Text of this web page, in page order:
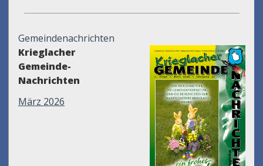
Gemeindenachrichten
Krieglacher
Gemeinde-
Nachrichten
März 2026